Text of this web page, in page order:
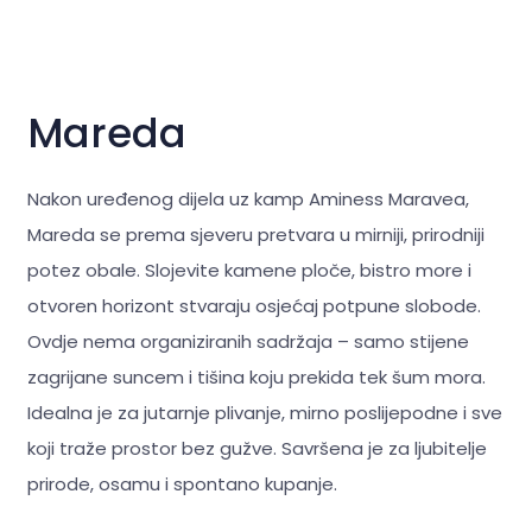
Mareda
Nakon uređenog dijela uz kamp Aminess Maravea,
Mareda se prema sjeveru pretvara u mirniji, prirodniji
potez obale. Slojevite kamene ploče, bistro more i
otvoren horizont stvaraju osjećaj potpune slobode.
Ovdje nema organiziranih sadržaja – samo stijene
zagrijane suncem i tišina koju prekida tek šum mora.
Idealna je za jutarnje plivanje, mirno poslijepodne i sve
koji traže prostor bez gužve. Savršena je za ljubitelje
prirode, osamu i spontano kupanje.